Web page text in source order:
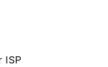
ISP